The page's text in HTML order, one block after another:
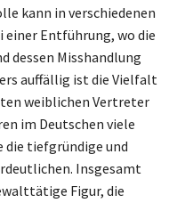
kann in verschiedenen
Entführung, wo die
dessen Misshandlung
auffällig ist die Vielfalt
weiblichen Vertreter
im Deutschen viele
die tiefgründige und
Insgesamt
Figur, die